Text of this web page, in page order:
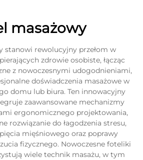
masażowy
stanowi rewolucyjny przełom w
zdrowie osobiste, łącząc
z nowoczesnymi udogodnieniami,
doświadczenia masażowe w
domu lub biura. Ten innowacyjny
zaawansowane mechanizmy
ergonomicznego projektowania,
rozwiązanie do łagodzenia stresu,
mięśniowego oraz poprawy
fizycznego. Nowoczesne foteliki
wiele technik masażu, w tym